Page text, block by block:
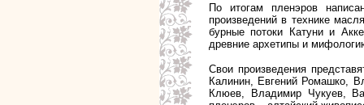
По итогам пленэров
произведений в технике
бурные потоки Катуни и
древние архетипы и
Свои произведения
Калинин, Евгений Ромашко,
Клюев, Владимир Чукуев,